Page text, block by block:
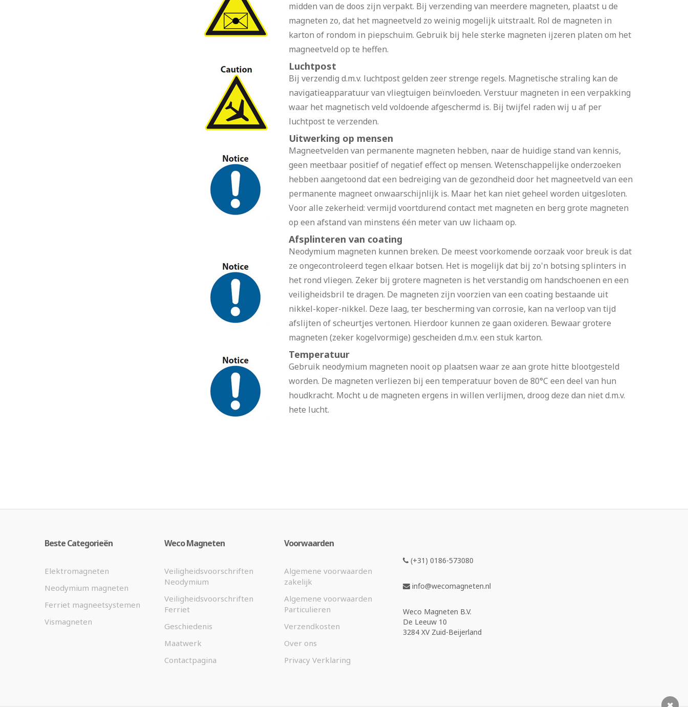
midden van de doos zijn verpakt. Bij verzending van meerdere magneten, plaatst u de
magneten zo, dat het magneetveld zo weinig mogelijk uitstraalt. Rol de magneten in
karton of rondom in piepschuim. Gebruik bij hele sterke magneten ijzeren platen om het
magneetveld op te heffen.
Luchtpost
Bij verzendig d.m.v. luchtpost gelden zeer strenge regels. Magnetische straling kan de
navigatieapparatuur van vliegtuigen beïnvloeden. Verstuur magneten in een verpakking
waar het magnetisch veld voldoende afgeschermd is. Bij twijfel raden wij u af per
luchtpost te verzenden.
Uitwerking op mensen
Magneetvelden van permanente magneten hebben, naar de huidige stand van kennis,
geen meetbaar positief of negatief effect op mensen. Wetenschappelijke onderzoeken
hebben aangetoond dat een bedreiging van de gezondheid door het magneetveld van een
permanente magneet onwaarschijnlijk is. Maar het kan niet geheel worden uitgesloten.
Voor alle zekerheid: vermijd voortdurend contact met magneten en berg grote magneten
op een afstand van minstens één meter van uw lichaam op.
Afsplinteren van coating
Neodymium magneten kunnen breken. De meest voorkomende oorzaak voor breuk is dat
ze ongecontroleerd tegen elkaar botsen. Het is mogelijk dat bij zo'n botsing splinters in
het rond vliegen. Zeker bij grotere magneten is het verstandig om handschoenen en een
veiligheidsbril te dragen. De magneten zijn voorzien van een coating bestaande uit
nikkel-koper-nikkel. Deze laag, ter bescherming van corrosie, kan na verloop van tijd
afslijten of scheurtjes vertonen. Hierdoor kunnen ze gaan oxideren. Bewaar grotere
magneten (zeker kogelvormige) gescheiden d.m.v. een stuk karton.
Temperatuur
Gebruik neodymium magneten nooit op plaatsen waar ze aan grote hitte blootgesteld
worden. De magneten verliezen bij een temperatuur boven de 80°C een deel van hun
houdkracht. Mocht u de magneten ergens in willen verlijmen, droog deze dan niet d.m.v.
hete lucht.
(+31) 0186-573080
info@wecomagneten.nl
Weco Magneten B.V.
De Leeuw 10
3284 XV Zuid-Beijerland
Beste Categorieën
Elektromagneten
Neodymium magneten
Ferriet magneetsystemen
Vismagneten
Weco Magneten
Veiligheidsvoorschriften
Neodymium
Veiligheidsvoorschriften
Ferriet
Geschiedenis
Maatwerk
Contactpagina
Voorwaarden
Algemene voorwaarden
zakelijk
Algemene voorwaarden
Particulieren
Verzendkosten
Over ons
Privacy Verklaring